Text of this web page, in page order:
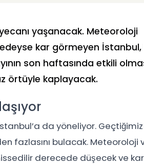
yaşanacak. Meteoroloji
kar görmeyen İstanbul,
son haftasında etkili
örtüyle kaplayacak.
da yöneliyor. Geçtiğimiz
fazlasını bulacak. Meteoroloji
derecede düşecek ve kar